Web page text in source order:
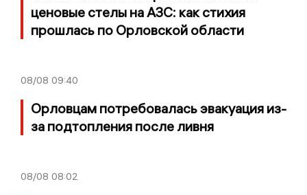
ценовые стелы на АЗС: как стихия
прошлась по Орловской области
08/08 09:40
Орловцам потребовалась эвакуация из-
за подтопления после ливня
08/08 08:02